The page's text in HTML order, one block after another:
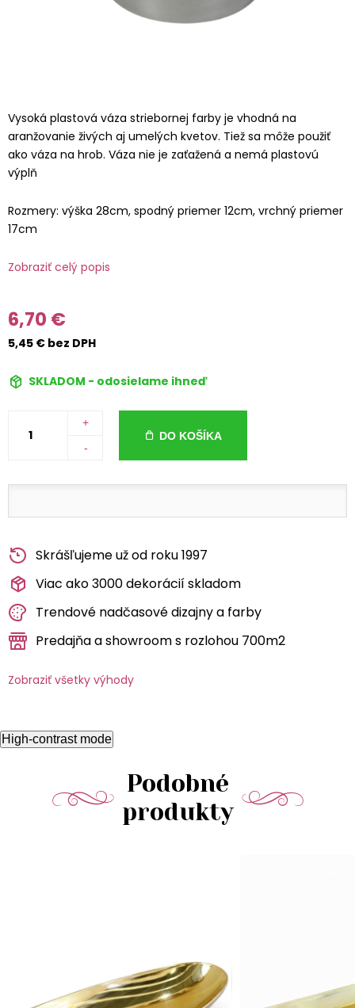
Vysoká plastová váza striebornej farby je vhodná na
aranžovanie živých aj umelých kvetov. Tiež sa môže použiť
ako váza na hrob. Váza nie je zaťažená a nemá plastovú
výplň
Rozmery: výška 28cm, spodný priemer 12cm, vrchný priemer
17cm
Zobraziť celý popis
6,70 €
5,45 € bez DPH
SKLADOM - odosielame ihneď
+
-
DO KOŠÍKA
Skrášľujeme už od roku 1997
Viac ako 3000 dekorácií skladom
Trendové nadčasové dizajny a farby
Predajňa a showroom s rozlohou 700m2
Zobraziť všetky výhody
High-contrast mode
Podobné
produkty